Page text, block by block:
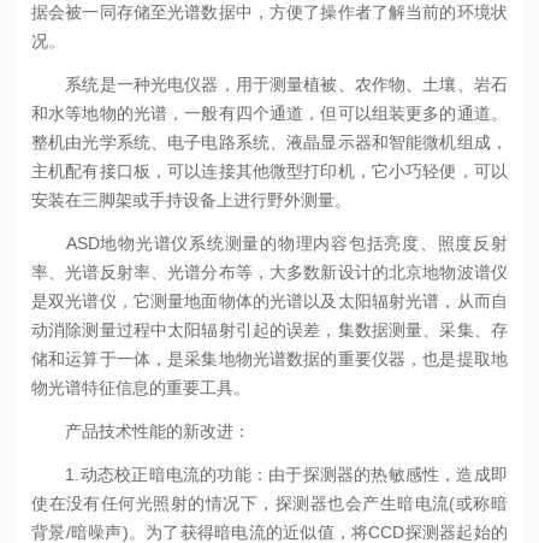
据会被一同存储至光谱数据中，方便了操作者了解当前的环境状
况。
系统是一种光电仪器，用于测量植被、农作物、土壤、岩石
和水等地物的光谱，一般有四个通道，但可以组装更多的通道。
整机由光学系统、电子电路系统、液晶显示器和智能微机组成，
主机配有接口板，可以连接其他微型打印机，它小巧轻便，可以
安装在三脚架或手持设备上进行野外测量。
ASD地物光谱仪系统测量的物理内容包括亮度、照度反射
率、光谱反射率、光谱分布等，大多数新设计的北京地物波谱仪
是双光谱仪，它测量地面物体的光谱以及太阳辐射光谱，从而自
动消除测量过程中太阳辐射引起的误差，集数据测量、采集、存
储和运算于一体，是采集地物光谱数据的重要仪器，也是提取地
物光谱特征信息的重要工具。
产品技术性能的新改进：
1.动态校正暗电流的功能：由于探测器的热敏感性，造成即
使在没有任何光照射的情况下，探测器也会产生暗电流(或称暗
背景/暗噪声)。为了获得暗电流的近似值，将CCD探测器起始的